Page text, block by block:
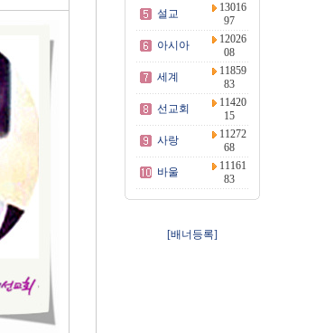
설교
13016
97
아시아
12026
08
세계
11859
83
선교회
11420
15
사랑
11272
68
바울
11161
83
[배너등록]